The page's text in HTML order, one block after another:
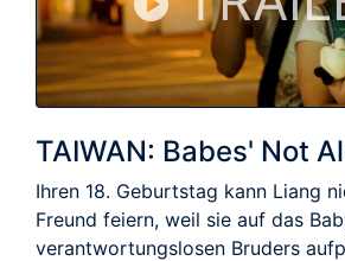
TAIWAN: Babes' Not
Ihren 18. Geburtstag kann Liang
Freund feiern, weil sie auf das
verantwortungslosen Bruders